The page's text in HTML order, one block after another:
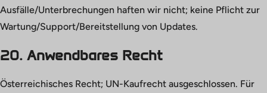
Ausfälle/Unterbrechungen haften wir nicht; keine Pflicht zur
Wartung/Support/Bereitstellung von Updates.
20. Anwendbares Recht
Österreichisches Recht; UN-Kaufrecht ausgeschlossen. Für